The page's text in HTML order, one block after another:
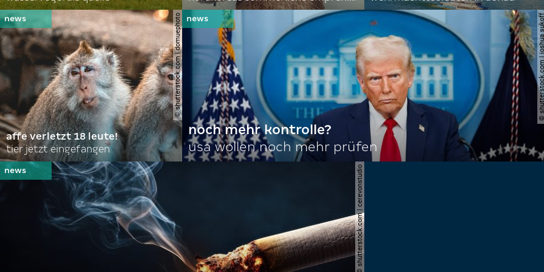
© shutterstock.com | domuephoto
affe verletzt 18 leute!
tier jetzt eingefangen
©
noch mehr kontrolle?
usa wollen noch mehr prüfen
© shutterstock.com | cerevonstudio